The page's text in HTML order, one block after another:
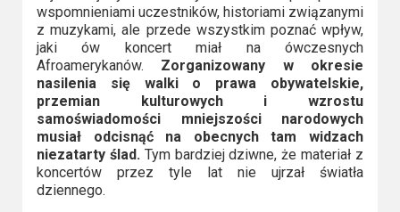
wspomnieniami uczestników, historiami związanymi
z muzykami, ale przede wszystkim poznać wpływ,
jaki ów koncert miał na ówczesnych
Afroamerykanów. Zorganizowany w okresie
nasilenia się walki o prawa obywatelskie,
przemian kulturowych i wzrostu
samoświadomości mniejszości narodowych
musiał odcisnąć na obecnych tam widzach
niezatarty ślad.Tym bardziej dziwne, że materiał z
koncertów przez tyle lat nie ujrzał światła
dziennego.